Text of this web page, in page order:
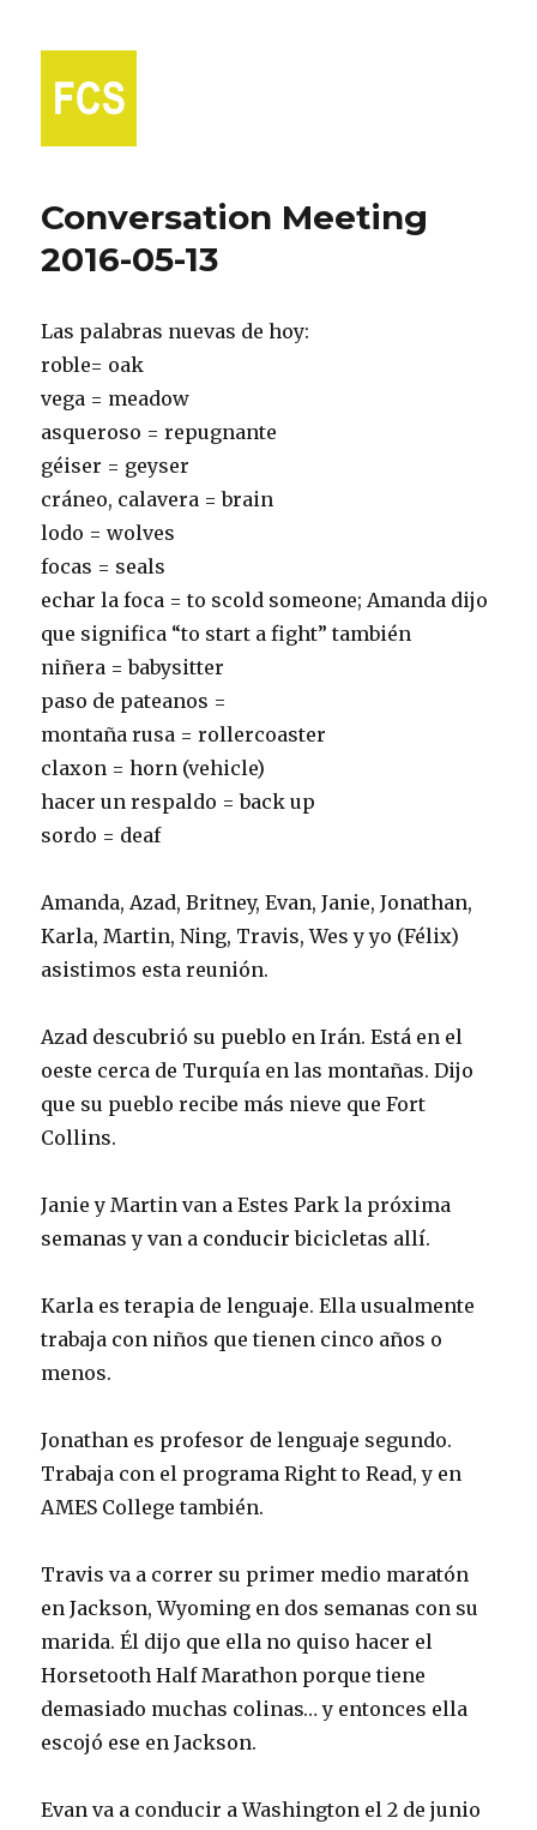
Conversation Meeting
2016-05-13
Las palabras nuevas de hoy:
roble= oak
vega = meadow
asqueroso = repugnante
géiser = geyser
cráneo, calavera = brain
lodo = wolves
focas = seals
echar la foca = to scold someone; Amanda dijo
que significa “to start a fight” también
niñera = babysitter
paso de pateanos =
montaña rusa = rollercoaster
claxon = horn (vehicle)
hacer un respaldo = back up
sordo = deaf
Amanda, Azad, Britney, Evan, Janie, Jonathan,
Karla, Martin, Ning, Travis, Wes y yo (Félix)
asistimos esta reunión.
Azad descubrió su pueblo en Irán. Está en el
oeste cerca de Turquía en las montañas. Dijo
que su pueblo recibe más nieve que Fort
Collins.
Janie y Martin van a Estes Park la próxima
semanas y van a conducir bicicletas allí.
Karla es terapia de lenguaje. Ella usualmente
trabaja con niños que tienen cinco años o
menos.
Jonathan es profesor de lenguaje segundo.
Trabaja con el programa Right to Read, y en
AMES College también.
Travis va a correr su primer medio maratón
en Jackson, Wyoming en dos semanas con su
marida. Él dijo que ella no quiso hacer el
Horsetooth Half Marathon porque tiene
demasiado muchas colinas… y entonces ella
escojó ese en Jackson.
Evan va a conducir a Washington el 2 de junio